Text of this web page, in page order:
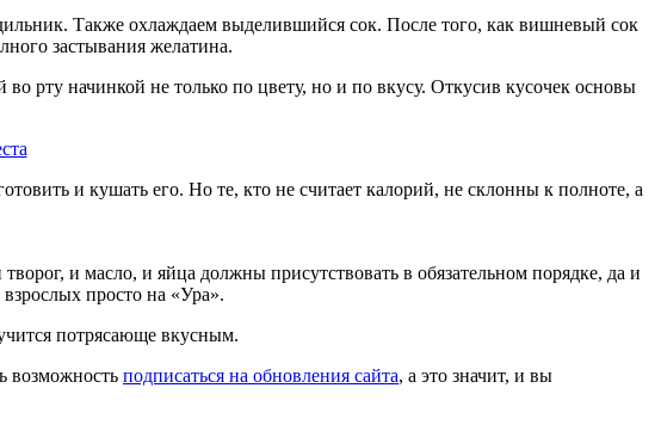
Также охлаждаем выделившийся сок. После того, как вишневый сок
застывания желатина.
во рту начинкой не только по цвету, но и по вкусу. Откусив кусочек основы
и кушать его. Но те, кто не считает калорий, не склонны к полноте, а
и масло, и яйца должны присутствовать в обязательном порядке, да и
просто на «Ура».
потрясающе вкусным.
возможность подписаться на обновления сайта, а это значит, и вы